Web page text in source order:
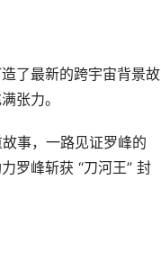
了最新的跨宇宙背景故
张力。
事，一路见证罗峰的
罗峰斩获 “刀河王” 封